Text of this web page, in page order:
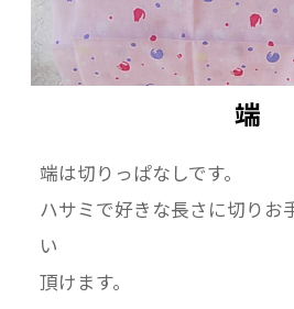
端
端は切りっぱなしです。
ハサミで好きな長さに切りお
い
頂けます。